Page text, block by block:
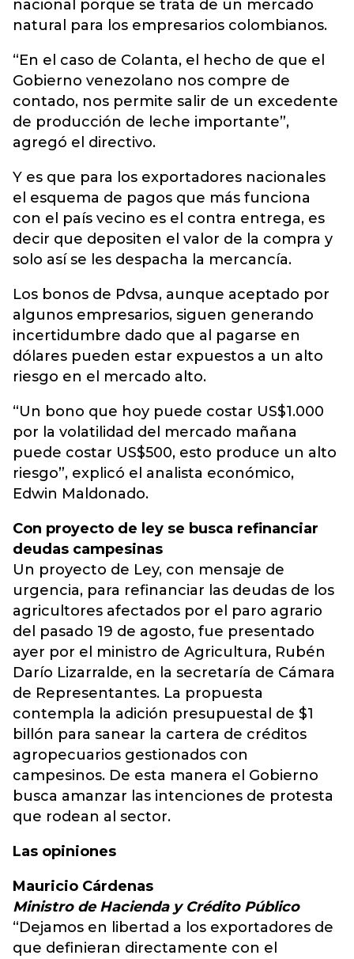
nacional porque se trata de un mercado
natural para los empresarios colombianos.
“En el caso de Colanta, el hecho de que el
Gobierno venezolano nos compre de
contado, nos permite salir de un excedente
de producción de leche importante”,
agregó el directivo.
Y es que para los exportadores nacionales
el esquema de pagos que más funciona
con el país vecino es el contra entrega, es
decir que depositen el valor de la compra y
solo así se les despacha la mercancía.
Los bonos de Pdvsa, aunque aceptado por
algunos empresarios, siguen generando
incertidumbre dado que al pagarse en
dólares pueden estar expuestos a un alto
riesgo en el mercado alto.
“Un bono que hoy puede costar US$1.000
por la volatilidad del mercado mañana
puede costar US$500, esto produce un alto
riesgo”, explicó el analista económico,
Edwin Maldonado.
Con proyecto de ley se busca refinanciar
deudas campesinas
Un proyecto de Ley, con mensaje de
urgencia, para refinanciar las deudas de los
agricultores afectados por el paro agrario
del pasado 19 de agosto, fue presentado
ayer por el ministro de Agricultura, Rubén
Darío Lizarralde, en la secretaría de Cámara
de Representantes. La propuesta
contempla la adición presupuestal de $1
billón para sanear la cartera de créditos
agropecuarios gestionados con
campesinos. De esta manera el Gobierno
busca amanzar las intenciones de protesta
que rodean al sector.
Las opiniones
Mauricio Cárdenas
Ministro de Hacienda y Crédito Público
“Dejamos en libertad a los exportadores de
que definieran directamente con el